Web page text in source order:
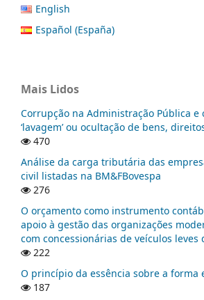
English
Español (España)
Mais Lidos
Corrupção na Administração Pública e
‘lavagem’ ou ocultação de bens,
470
Análise da carga tributária das
civil listadas na BM&FBovespa
276
O orçamento como instrumento
apoio à gestão das organizações
com concessionárias de veículos leves
222
O princípio da essência sobre a forma
187